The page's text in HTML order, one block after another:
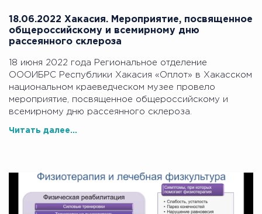
18.06.2022 Хакасия. Мероприятие, посвященное
общероссийскому и всемирному дню
рассеянного склероза
18 июня 2022 года Региональное отделение
ОООИБРС Республики Хакасия «Оплот» в Хакасском
национальном краеведческом музее провело
мероприятие, посвященное общероссийскому и
всемирному дню рассеянного склероза.
Читать далее...